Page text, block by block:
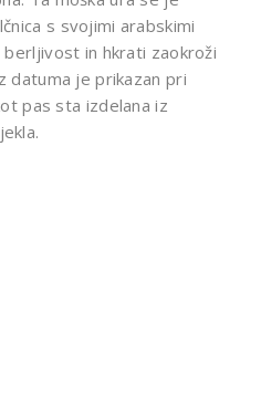
RE
106
s svojimi arabskimi
in hkrati zaokroži
datuma je prikazan pri
pas sta izdelana iz